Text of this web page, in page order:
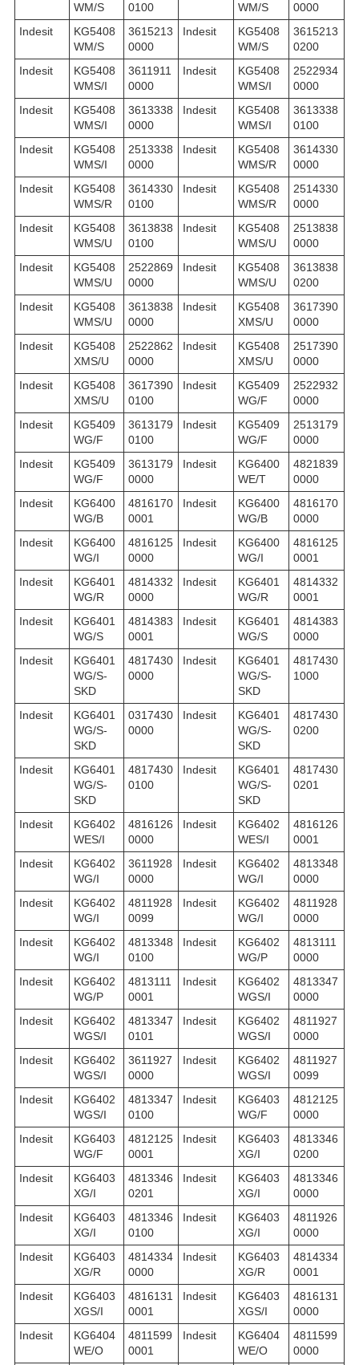
WM/S
0100
WM/S
0000
Indesit
KG5408
WM/S
3615213
0000
Indesit
KG5408
WM/S
3615213
0200
Indesit
KG5408
WMS/I
3611911
0000
Indesit
KG5408
WMS/I
2522934
0000
Indesit
KG5408
WMS/I
3613338
0000
Indesit
KG5408
WMS/I
3613338
0100
Indesit
KG5408
WMS/I
2513338
0000
Indesit
KG5408
WMS/R
3614330
0000
Indesit
KG5408
WMS/R
3614330
0100
Indesit
KG5408
WMS/R
2514330
0000
Indesit
KG5408
WMS/U
3613838
0100
Indesit
KG5408
WMS/U
2513838
0000
Indesit
KG5408
WMS/U
2522869
0000
Indesit
KG5408
WMS/U
3613838
0200
Indesit
KG5408
WMS/U
3613838
0000
Indesit
KG5408
XMS/U
3617390
0000
Indesit
KG5408
XMS/U
2522862
0000
Indesit
KG5408
XMS/U
2517390
0000
Indesit
KG5408
XMS/U
3617390
0100
Indesit
KG5409
WG/F
2522932
0000
Indesit
KG5409
WG/F
3613179
0100
Indesit
KG5409
WG/F
2513179
0000
Indesit
KG5409
WG/F
3613179
0000
Indesit
KG6400
WE/T
4821839
0000
Indesit
KG6400
WG/B
4816170
0001
Indesit
KG6400
WG/B
4816170
0000
Indesit
KG6400
WG/I
4816125
0000
Indesit
KG6400
WG/I
4816125
0001
Indesit
KG6401
WG/R
4814332
0000
Indesit
KG6401
WG/R
4814332
0001
Indesit
KG6401
WG/S
4814383
0001
Indesit
KG6401
WG/S
4814383
0000
Indesit
KG6401
WG/S-
SKD
4817430
0000
Indesit
KG6401
WG/S-
SKD
4817430
1000
Indesit
KG6401
WG/S-
SKD
0317430
0000
Indesit
KG6401
WG/S-
SKD
4817430
0200
Indesit
KG6401
WG/S-
SKD
4817430
0100
Indesit
KG6401
WG/S-
SKD
4817430
0201
Indesit
KG6402
WES/I
4816126
0000
Indesit
KG6402
WES/I
4816126
0001
Indesit
KG6402
WG/I
3611928
0000
Indesit
KG6402
WG/I
4813348
0000
Indesit
KG6402
WG/I
4811928
0099
Indesit
KG6402
WG/I
4811928
0000
Indesit
KG6402
WG/I
4813348
0100
Indesit
KG6402
WG/P
4813111
0000
Indesit
KG6402
WG/P
4813111
0001
Indesit
KG6402
WGS/I
4813347
0000
Indesit
KG6402
WGS/I
4813347
0101
Indesit
KG6402
WGS/I
4811927
0000
Indesit
KG6402
WGS/I
3611927
0000
Indesit
KG6402
WGS/I
4811927
0099
Indesit
KG6402
WGS/I
4813347
0100
Indesit
KG6403
WG/F
4812125
0000
Indesit
KG6403
WG/F
4812125
0001
Indesit
KG6403
XG/I
4813346
0200
Indesit
KG6403
XG/I
4813346
0201
Indesit
KG6403
XG/I
4813346
0000
Indesit
KG6403
XG/I
4813346
0100
Indesit
KG6403
XG/I
4811926
0000
Indesit
KG6403
XG/R
4814334
0000
Indesit
KG6403
XG/R
4814334
0001
Indesit
KG6403
XGS/I
4816131
0001
Indesit
KG6403
XGS/I
4816131
0000
Indesit
KG6404
WE/O
4811599
0001
Indesit
KG6404
WE/O
4811599
0000